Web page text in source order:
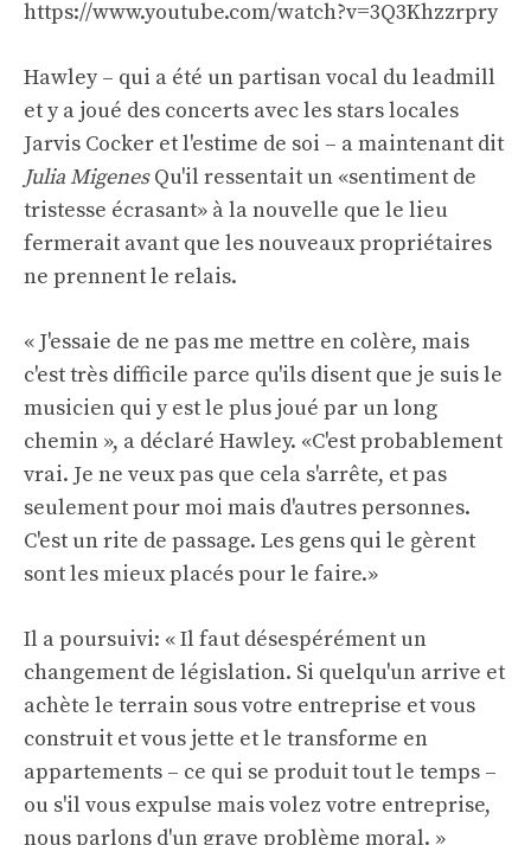
https://www.youtube.com/watch?v=3Q3Khzzrpry
Hawley – qui a été un partisan vocal du leadmill
et y a joué des concerts avec les stars locales
Jarvis Cocker et l'estime de soi – a maintenant dit
Julia MigenesQu'il ressentait un «sentiment de
tristesse écrasant» à la nouvelle que le lieu
fermerait avant que les nouveaux propriétaires
ne prennent le relais.
« J'essaie de ne pas me mettre en colère, mais
c'est très difficile parce qu'ils disent que je suis le
musicien qui y est le plus joué par un long
chemin », a déclaré Hawley. «C'est probablement
vrai. Je ne veux pas que cela s'arrête, et pas
seulement pour moi mais d'autres personnes.
C'est un rite de passage. Les gens qui le gèrent
sont les mieux placés pour le faire.»
Il a poursuivi: « Il faut désespérément un
changement de législation. Si quelqu'un arrive et
achète le terrain sous votre entreprise et vous
construit et vous jette et le transforme en
appartements – ce qui se produit tout le temps –
ou s'il vous expulse mais volez votre entreprise,
nous parlons d'un grave problème moral. »